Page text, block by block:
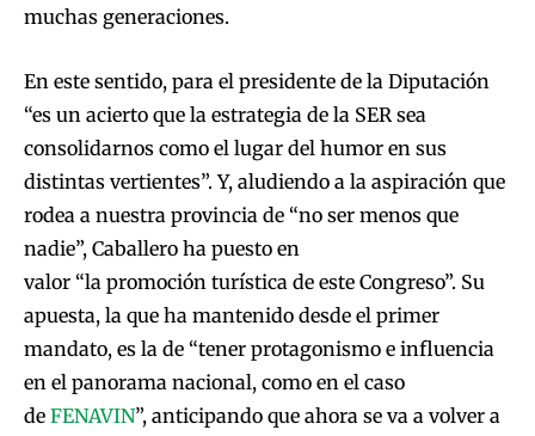
muchas generaciones.
En este sentido, para el presidente de la Diputación
“es un acierto que la estrategia de la SER sea
consolidarnos como el lugar del humor en sus
distintas vertientes”. Y, aludiendo a la aspiración que
rodea a nuestra provincia de “no ser menos que
nadie”, Caballero ha puesto en
valor “la promoción turística de este Congreso”. Su
apuesta, la que ha mantenido desde el primer
mandato, es la de “tener protagonismo e influencia
en el panorama nacional, como en el caso
de FENAVIN”, anticipando que ahora se va a volver a